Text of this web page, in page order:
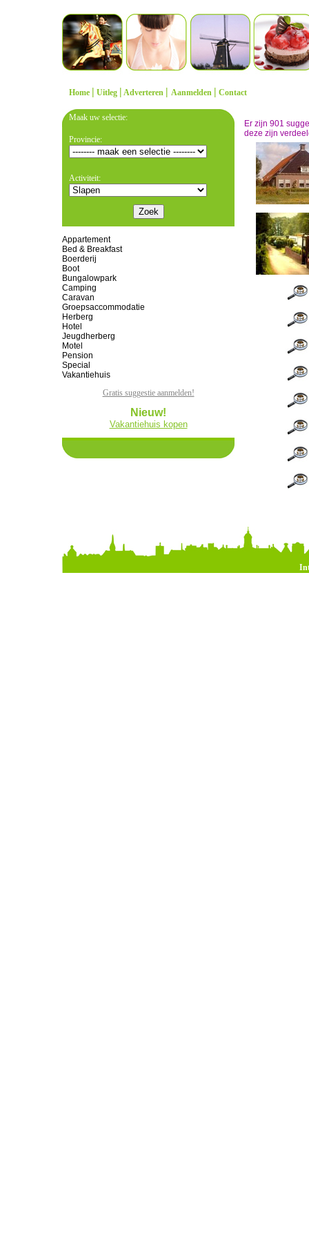
Home | Uitleg | Adverteren | Aanmelden | Contact
Maak uw selectie:
Provincie:
Activiteit:
Appartement
Bed & Breakfast
Boerderij
Boot
Bungalowpark
Camping
Caravan
Groepsaccommodatie
Herberg
Hotel
Jeugdherberg
Motel
Pension
Special
Vakantiehuis
Gratis suggestie aanmelden!
Nieuw!
Vakantiehuis kopen
Er zijn 901
deze zijn